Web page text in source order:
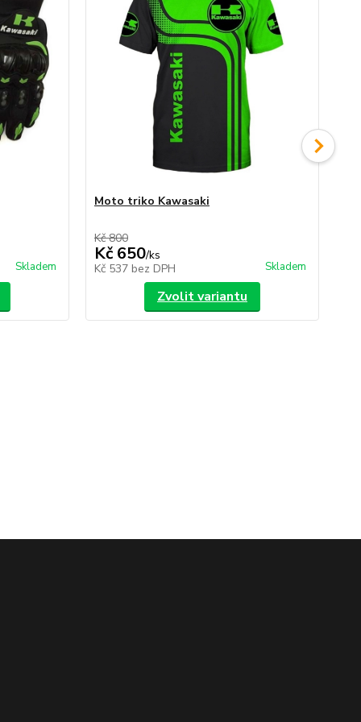
Skladem
Moto triko Kawasaki
Kč 800
Kč 650/ks
Kč 537 bez DPH Skladem
Zvolit variantu